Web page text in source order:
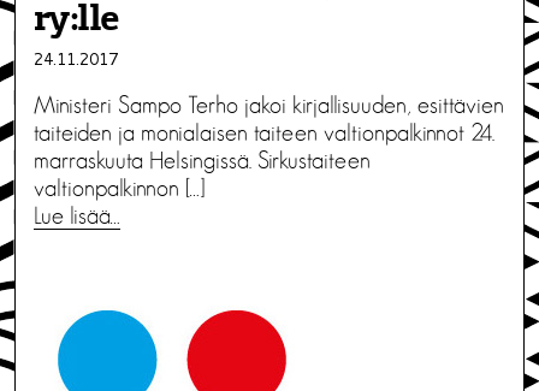
ry:lle
24.11.2017
Ministeri Sampo Terho jakoi kirjallisuuden, esittävien
taiteiden ja monialaisen taiteen valtionpalkinnot 24.
marraskuuta Helsingissä. Sirkustaiteen
valtionpalkinnon […]
Lue lisää…